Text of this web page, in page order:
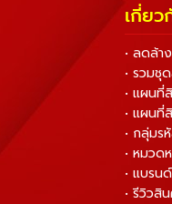
เกี่ย
• ลดล้
• รวมชุ
• แผนที่
• แผนที่
• กลุ่มร
• หมวด
• แบรน
• รีวิวสิ